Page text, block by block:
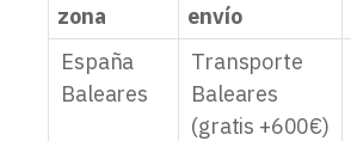
zona
envío
España
Baleares
Transporte
Baleares
(gratis +600€)